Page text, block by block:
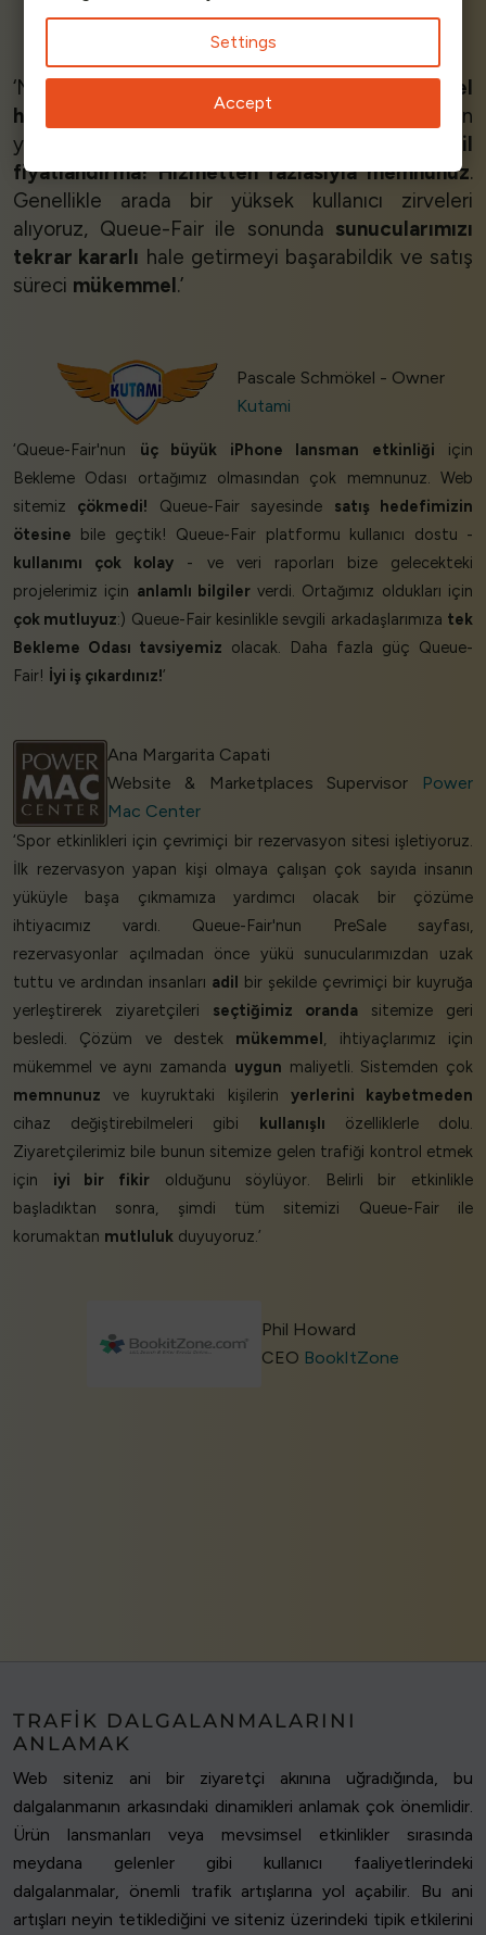
Gijs Haccou - Founder & MD
EventGoose B.V.
‘Mağazamız için
Mükemmel
hizmet
, gece bile maillerime cevap verdiler! Son
yıllarda karşılaştığım en iyi hizmet.
Etkileyici adil
fiyatlandırma! Hizmetten fazlasıyla memnunuz.
Genellikle arada bir yüksek kullanıcı zirveleri
alıyoruz, Queue-Fair ile sonunda sunucularımızı
tekrar kararlı hale getirmeyi başarabildik ve satış
süreci mükemmel.’
Pascale Schmökel - Owner
Kutami
‘Queue-Fair'nun üç büyük iPhone lansman etkinliği için
Bekleme Odası ortağımız olmasından çok memnunuz. Web
sitemiz çökmedi! Queue-Fair sayesinde satış hedefimizin
ötesine bile geçtik! Queue-Fair platformu kullanıcı dostu -
kullanımı çok kolay - ve veri raporları bize gelecekteki
projelerimiz için anlamlı bilgilerverdi. Ortağımız oldukları için
çok mutluyuz:) Queue-Fair kesinlikle sevgili arkadaşlarımıza tek
Bekleme Odası tavsiyemiz olacak. Daha fazla güç Queue-
Fair! İyi iş çıkardınız!’
Ana Margarita Capati
Website & Marketplaces Supervisor
Power
Mac Center
‘Spor etkinlikleri için çevrimiçi bir rezervasyon sitesi işletiyoruz.
İlk rezervasyon yapan kişi olmaya çalışan çok sayıda insanın
yüküyle başa çıkmamıza yardımcı olacak bir çözüme
ihtiyacımız vardı. Queue-Fair'nun PreSale sayfası,
rezervasyonlar açılmadan önce yükü sunucularımızdan uzak
tuttu ve ardından insanları adil bir şekilde çevrimiçi bir kuyruğa
yerleştirerek ziyaretçileri seçtiğimiz oranda sitemize geri
besledi. Çözüm ve destek mükemmel, ihtiyaçlarımız için
mükemmel ve aynı zamanda uygun maliyetli. Sistemden çok
memnunuz ve kuyruktaki kişilerin yerlerini kaybetmeden
cihaz değiştirebilmeleri gibi kullanışlı özelliklerle dolu.
Ziyaretçilerimiz bile bunun sitemize gelen trafiği kontrol etmek
için iyi bir fikirolduğunu söylüyor. Belirli bir etkinlikle
başladıktan sonra, şimdi tüm sitemizi Queue-Fair ile
korumaktan mutluluk duyuyoruz.’
Phil Howard
CEO BookItZone
TRAFIK DALGALANMALARINI
ANLAMAK
Web siteniz ani bir ziyaretçi akınına uğradığında, bu
dalgalanmanın arkasındaki dinamikleri anlamak çok önemlidir.
Ürün lansmanları veya mevsimsel etkinlikler sırasında
meydana gelenler gibi kullanıcı faaliyetlerindeki
dalgalanmalar, önemli trafik artışlarına yol açabilir. Bu ani
artışları neyin tetiklediğini ve siteniz üzerindeki tipik etkilerini
Settings
Accept